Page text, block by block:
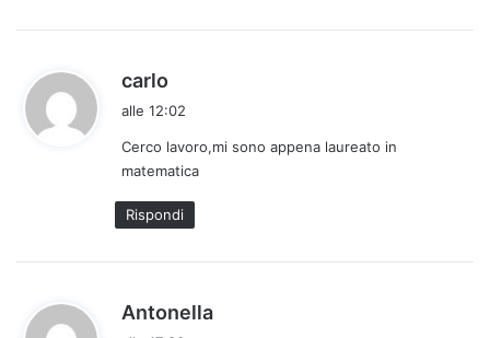
carlo
e
t
t
o
alle 12:02
Cerco lavoro,mi sono appena laureato in
matematica
Rispondi
Antonella